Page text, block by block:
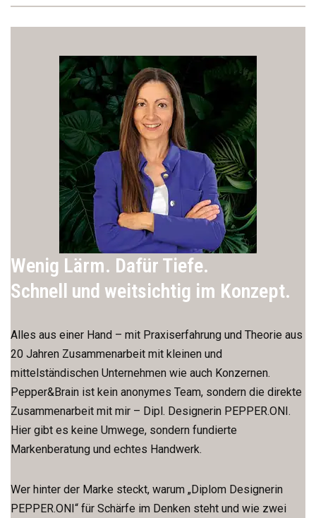
Wenig Lärm. Dafür Tiefe.
Schnell und weitsichtig im Konzept.
Alles aus einer Hand – mit Praxiserfahrung und Theorie aus
20 Jahren Zusammenarbeit mit kleinen und
mittelständischen Unternehmen wie auch Konzernen.
Pepper&Brain ist kein anonymes Team, sondern die direkte
Zusammenarbeit mit mir – Dipl. Designerin PEPPER.ONI.
Hier gibt es keine Umwege, sondern fundierte
Markenberatung und echtes Handwerk.
Wer hinter der Marke steckt, warum „Diplom Designerin
PEPPER.ONI“ für Schärfe im Denken steht und wie zwei